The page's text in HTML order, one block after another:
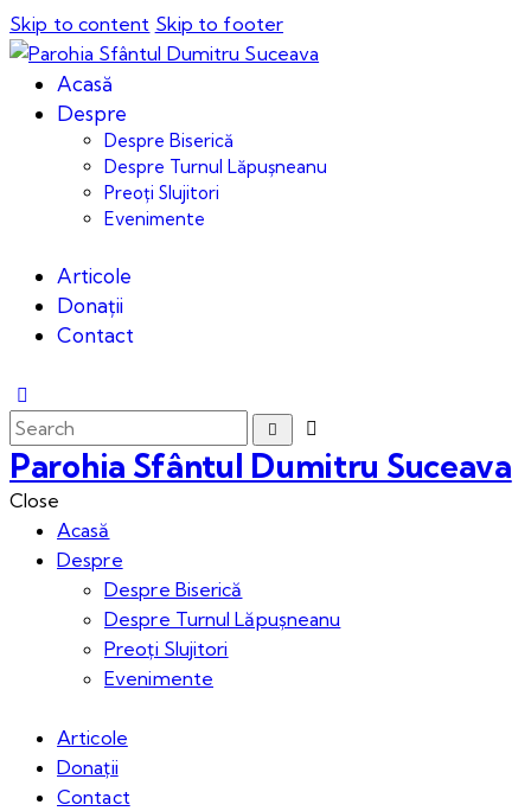
Skip to content Skip to footer
Acasă
Despre
Despre Biserică
Despre Turnul Lăpușneanu
Preoți Slujitori
Evenimente
Articole
Donații
Contact
Parohia Sfântul Dumitru Suceava
Close
Acasă
Despre
Despre Biserică
Despre Turnul Lăpușneanu
Preoți Slujitori
Evenimente
Articole
Donații
Contact